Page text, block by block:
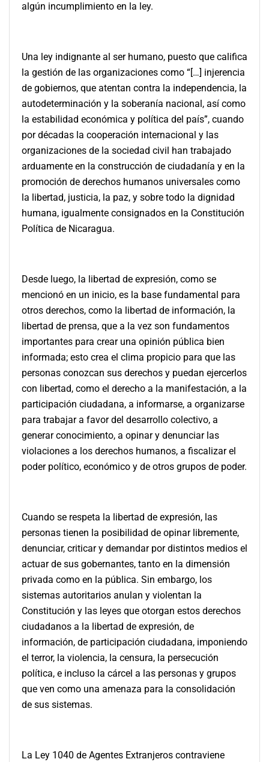
algún incumplimiento en la ley.
Una ley indignante al ser humano, puesto que califica
la gestión de las organizaciones como “[…] injerencia
de gobiernos, que atentan contra la independencia, la
autodeterminación y la soberanía nacional, así como
la estabilidad económica y política del país”, cuando
por décadas la cooperación internacional y las
organizaciones de la sociedad civil han trabajado
arduamente en la construcción de ciudadanía y en la
promoción de derechos humanos universales como
la libertad, justicia, la paz, y sobre todo la dignidad
humana, igualmente consignados en la Constitución
Política de Nicaragua.
Desde luego, la libertad de expresión, como se
mencionó en un inicio, es la base fundamental para
otros derechos, como la libertad de información, la
libertad de prensa, que a la vez son fundamentos
importantes para crear una opinión pública bien
informada; esto crea el clima propicio para que las
personas conozcan sus derechos y puedan ejercerlos
con libertad, como el derecho a la manifestación, a la
participación ciudadana, a informarse, a organizarse
para trabajar a favor del desarrollo colectivo, a
generar conocimiento, a opinar y denunciar las
violaciones a los derechos humanos, a fiscalizar el
poder político, económico y de otros grupos de poder.
Cuando se respeta la libertad de expresión, las
personas tienen la posibilidad de opinar libremente,
denunciar, criticar y demandar por distintos medios el
actuar de sus gobernantes, tanto en la dimensión
privada como en la pública. Sin embargo, los
sistemas autoritarios anulan y violentan la
Constitución y las leyes que otorgan estos derechos
ciudadanos a la libertad de expresión, de
información, de participación ciudadana, imponiendo
el terror, la violencia, la censura, la persecución
política, e incluso la cárcel a las personas y grupos
que ven como una amenaza para la consolidación
de sus sistemas.
La Ley 1040 de Agentes Extranjeros contraviene